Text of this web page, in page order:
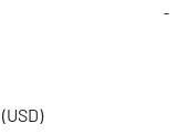
-
(USD)